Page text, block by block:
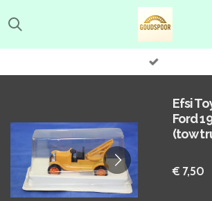
direct
hoofdinhoud
Efsi
Ford
(tow
€ 7,50